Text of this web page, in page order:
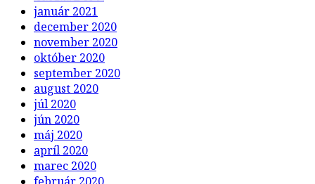
január 2021
december 2020
november 2020
október 2020
september 2020
august 2020
júl 2020
jún 2020
máj 2020
apríl 2020
marec 2020